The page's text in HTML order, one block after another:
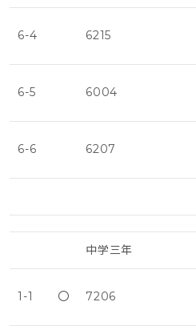
6-4 6215
6-5 6004
6-6 6207
中学三年
1-1 〇 7206